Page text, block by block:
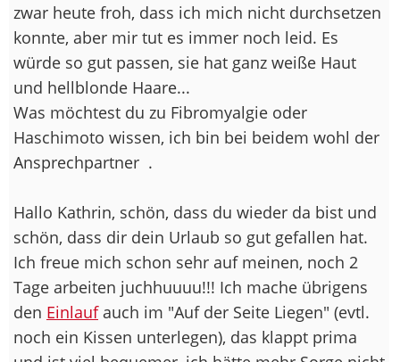
zwar heute froh, dass ich mich nicht durchsetzen
konnte, aber mir tut es immer noch leid. Es
würde so gut passen, sie hat ganz weiße Haut
und hellblonde Haare...
Was möchtest du zu Fibromyalgie oder
Haschimoto wissen, ich bin bei beidem wohl der
Ansprechpartner .
Hallo Kathrin, schön, dass du wieder da bist und
schön, dass dir dein Urlaub so gut gefallen hat.
Ich freue mich schon sehr auf meinen, noch 2
Tage arbeiten juchhuuuu!!! Ich mache übrigens
den Einlaufauch im "Auf der Seite Liegen" (evtl.
noch ein Kissen unterlegen), das klappt prima